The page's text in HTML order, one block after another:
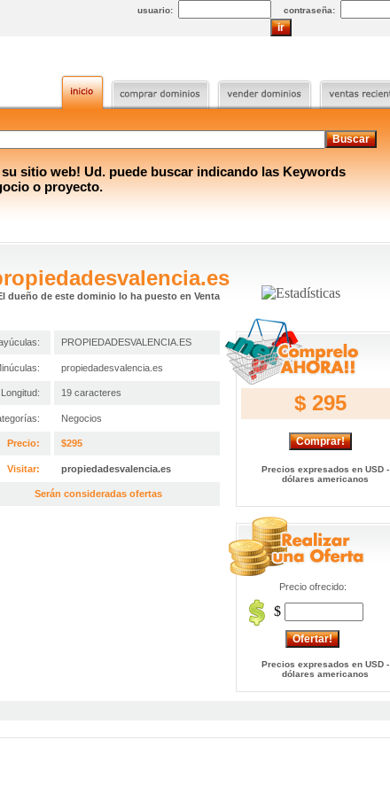
usuario:
contraseña:
sitio web! Ud. puede buscar indicando las Keywords
o proyecto.
dueño de este dominio lo ha puesto en Venta
PROPIEDADESVALENCIA.ES
propiedadesvalencia.es
Longitud: 19 caracteres
Negocios
Precio: $295
Visitar: propiedadesvalencia.es
Serán consideradas ofertas
$ 295
Precios expresados en USD -
dólares americanos
Precio ofrecido:
$
Precios expresados en USD -
dólares americanos